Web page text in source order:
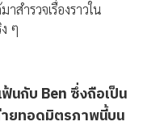
สำรวจเรื่องราวใน
ๆ
นกับ Ben ซึ่งถือเป็น
ยทอดมิตรภาพนี้บน